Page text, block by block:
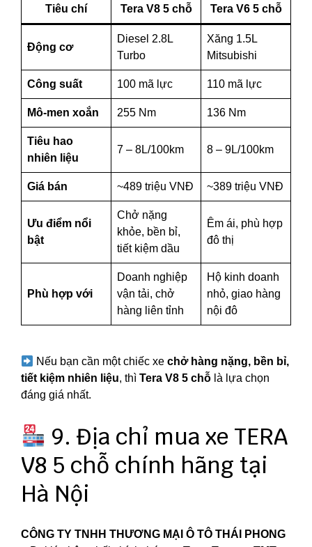
Tiêu chí Tera V8 5 chỗ Tera V6 5 chỗ
Động cơ
Diesel 2.8L
Turbo
Xăng 1.5L
Mitsubishi
Công suất 100 mã lực 110 mã lực
Mô-men xoắn 255 Nm 136 Nm
Tiêu hao
nhiên liệu
7 – 8L/100km 8 – 9L/100km
Giá bán ~489 triệu VNĐ ~389 triệu VNĐ
Ưu điểm nổi
bật
Chở nặng
khỏe, bền bỉ,
tiết kiệm dầu
Êm ái, phù hợp
đô thị
Phù hợp với
Doanh nghiệp
vận tải, chở
hàng liên tỉnh
Hộ kinh doanh
nhỏ, giao hàng
nội đô
Nếu bạn cần một chiếc xechở hàng nặng, bền bỉ,
tiết kiệm nhiên liệu, thì Tera V8 5 chỗ là lựa chọn
đáng giá nhất.
9. Địa chỉ mua xe TERA
V8 5 chỗ chính hãng tại
Hà Nội
CÔNG TY TNHH THƯƠNG MẠI Ô TÔ THÁI PHONG